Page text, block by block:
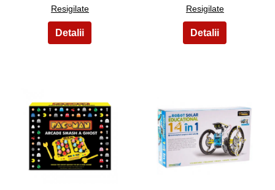
Resigilate Resigilate
35 36